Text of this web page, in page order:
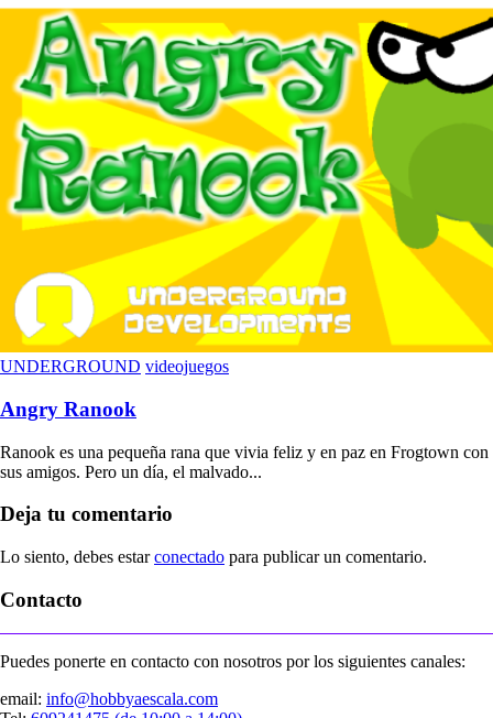
UNDERGROUND videojuegos
Angry Ranook
Ranook es una pequeña rana que vivia feliz y en paz en Frogtown con
sus amigos. Pero un día, el malvado...
Deja tu comentario
Lo siento, debes estarconectado para publicar un comentario.
Contacto
Puedes ponerte en contacto con nosotros por los siguientes canales:
email: info@hobbyaescala.com